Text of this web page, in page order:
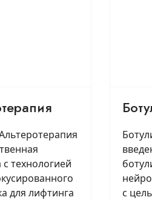
технологией
для лифтинга
с